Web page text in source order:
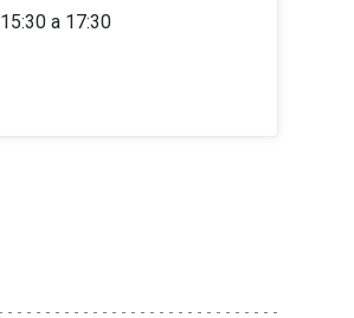
15:30 a 17:30